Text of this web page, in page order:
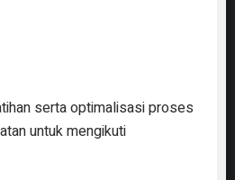
serta optimalisasi proses
untuk mengikuti